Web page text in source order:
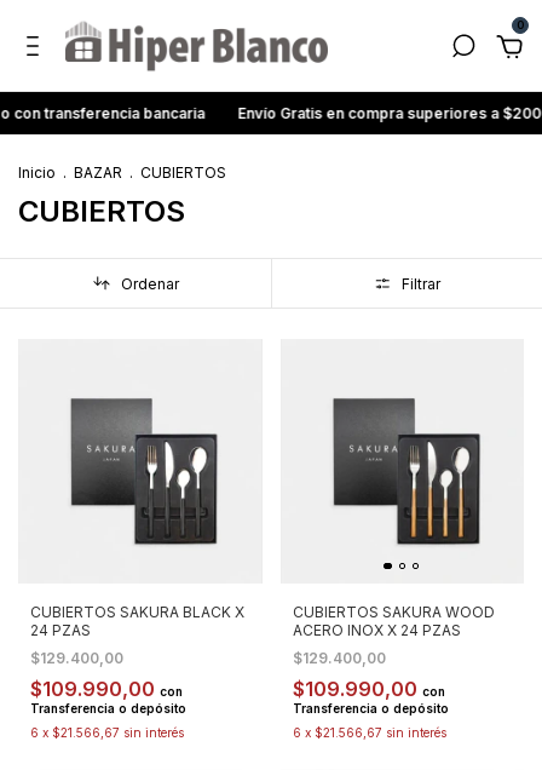
0
bancaria Envío Gratis en compra superiores a $200.000
Inicio . BAZAR . CUBIERTOS
CUBIERTOS
Ordenar Filtrar
CUBIERTOS SAKURA BLACK X
24 PZAS
$129.400,00
$109.990,00 con
Transferencia o depósito
6 x $21.566,67 sin interés
CUBIERTOS SAKURA WOOD
ACERO INOX X 24 PZAS
$129.400,00
$109.990,00 con
Transferencia o depósito
6 x $21.566,67 sin interés